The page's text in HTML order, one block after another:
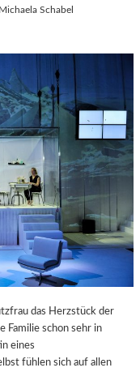
Michaela Schabel
das Herzstück der
Familie schon sehr in
eines
fühlen sich auf allen